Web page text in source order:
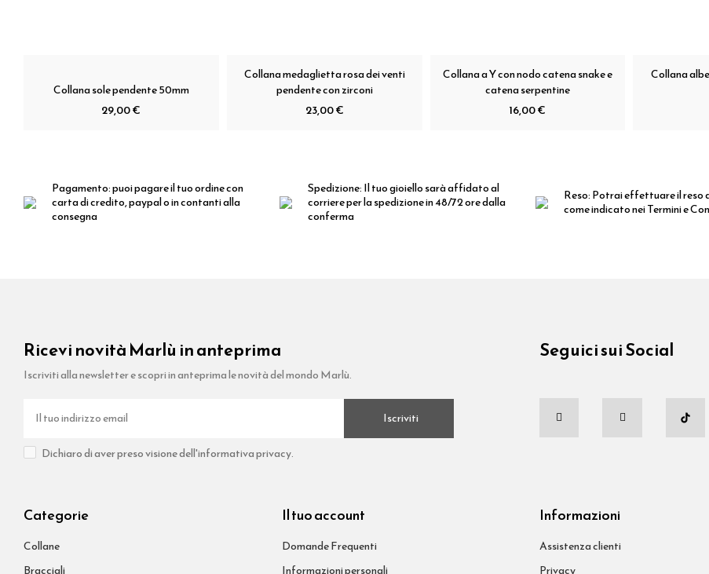
Collana sole pendente 50mm
29,00 €
Collana medaglietta rosa dei venti
pendente con zirconi
23,00 €
Collana a Y con nodo catena snake e
catena serpentine
16,00 €
Collana
Pagamento:puoi pagare il tuo ordine con
carta di credito, paypal o in contanti alla
consegna
Spedizione:Il tuo gioiello sarà affidato al
corriere per la spedizione in 48/72 ore dalla
conferma
Reso:Potrai effettuare il reso
come indicato nei Termini e
Ricevi novità Marlù in anteprima
Iscriviti alla newsletter e scopri in anteprima le novità del mondo Marlù.
Iscriviti
Dichiaro di aver preso visione dell'informativa privacy.
Seguici sui Social
Categorie
Collane
Bracciali
Il tuo account
Domande Frequenti
Informazioni personali
Informazioni
Assistenza clienti
Privacy